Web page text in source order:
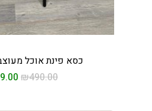
כסא פינת אוכל
₪490.00